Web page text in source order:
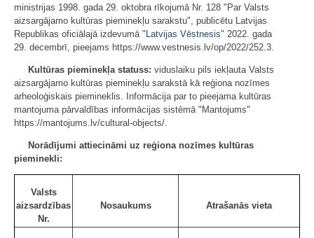
ministrijas 1998. gada 29. oktobra rīkojumā Nr. 128 "Par Valsts
aizsargājamo kultūras pieminekļu sarakstu", publicētu Latvijas
Republikas oficiālajā izdevumā " Latvijas Vēstnesis" 2022. gada
29. decembrī, pieejams https://www.vestnesis.lv/op/2022/252.3.
Kultūras pieminekļa statuss: viduslaiku pils iekļauta Valsts
aizsargājamo kultūras pieminekļu sarakstā kā reģiona nozīmes
arheoloģiskais piemineklis. Informācija par to pieejama kultūras
mantojuma pārvaldības informācijas sistēmā "Mantojums"
https://mantojums.lv/cultural-objects/.
Norādījumi attiecināmi uz reģiona nozīmes kultūras
pieminekli:
Valsts
aizsardzības
Nr.
Nosaukums Atrašanās vieta